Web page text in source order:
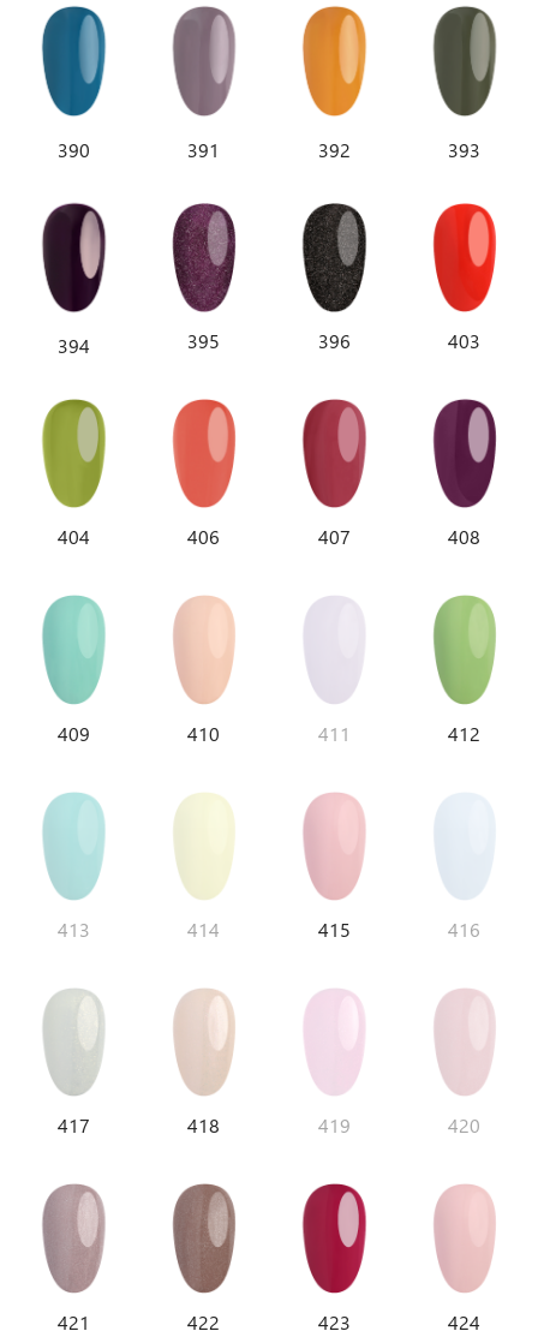
390 391 392 393
394 395 396 403
404 406 407 408
409 410 411 412
413 414 415 416
417 418 419 420
421 422 423 424